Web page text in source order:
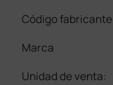
Código fabricante
Marca
Unidad de venta: